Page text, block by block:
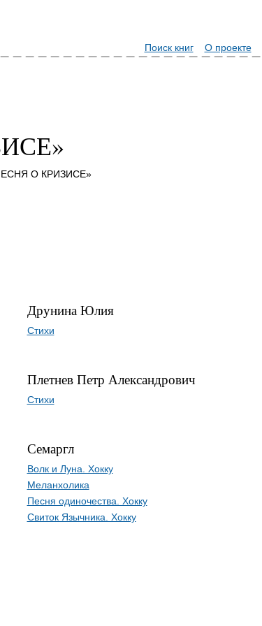
Поиск книг О проекте
О КРИЗИСЕ»
Друнина Юлия
Стихи
Плетнев Петр Александрович
Стихи
Семаргл
Волк и Луна. Хокку
Меланхолика
Песня одиночества. Хокку
Свиток Язычника. Хокку